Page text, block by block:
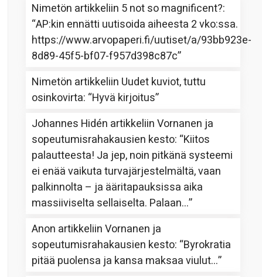
Nimetön artikkeliin 5 not so magnificent?:
“AP:kin ennätti uutisoida aiheesta 2 vko:ssa.
https://www.arvopaperi.fi/uutiset/a/93bb923e-
8d89-45f5-bf07-f957d398c87c”
Nimetön artikkeliin Uudet kuviot, tuttu
osinkovirta: “Hyvä kirjoitus”
Johannes Hidén artikkeliinVornanen ja
sopeutumisrahakausien kesto: “Kiitos
palautteesta! Ja jep, noin pitkänä systeemi
ei enää vaikuta turvajärjestelmältä, vaan
palkinnolta – ja ääritapauksissa aika
massiiviselta sellaiselta. Palaan…”
Anon artikkeliinVornanen ja
sopeutumisrahakausien kesto: “Byrokratia
pitää puolensa ja kansa maksaa viulut…”